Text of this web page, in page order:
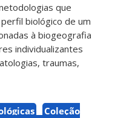
que
biológico de um
à biogeografia
individualizantes
traumas,
Coleção